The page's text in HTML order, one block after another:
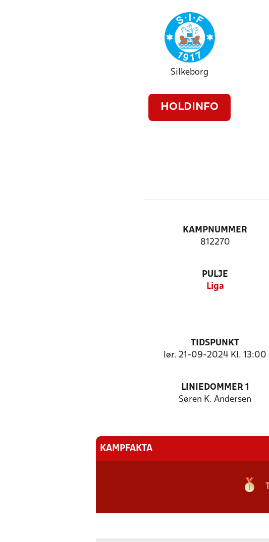
Silkeborg
HOLDINFO
KAMPNUMMER
812270
PULJE
Liga
TIDSPUNKT
lør. 21-09-2024 Kl. 13:00
LINIEDOMMER 1
Søren K. Andersen
KAMPFAKTA